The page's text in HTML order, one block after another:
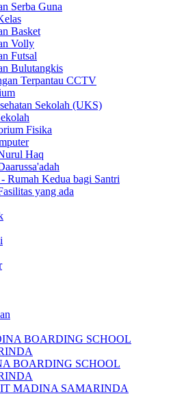
Serba Guna
Basket
Volly
Futsal
Bulutangkis
Terpantau CCTV
Sekolah (UKS)
Fisika
Haq
Rumah Kedua bagi Santri
yang ada
BOARDING SCHOOL